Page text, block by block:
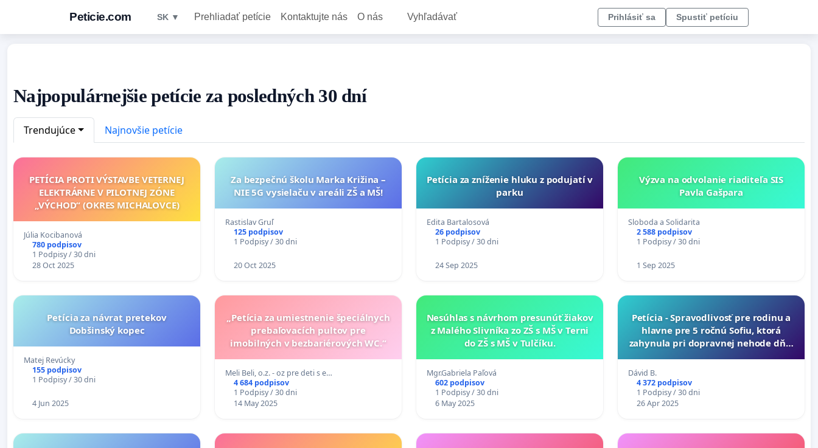
Peticie.com SK ▼ Prehliadať petície Kontaktujte nás O nás Vyhľadávať Prihlásiť sa Spustiť petíciu
Najpopulárnejšie petície za posledných 30 dní
Trendujúce Najnovšie petície
PETÍCIA PROTI VÝSTAVBE VETERNEJ
ELEKTRÁRNE V PILOTNEJ ZÓNE
„VÝCHOD“ (OKRES MICHALOVCE)
Júlia Kocibanová
780 podpisov
1 Podpisy / 30 dni
28 Oct 2025
Za bezpečnú školu Marka Križina –
NIE 5G vysielaču v areáli ZŠ a MŠ!
Rastislav Gruľ
125 podpisov
1 Podpisy / 30 dni
20 Oct 2025
Petícia za zníženie hluku z podujatí v
parku
Edita Bartalosová
26 podpisov
1 Podpisy / 30 dni
24 Sep 2025
Výzva na odvolanie riaditeľa SIS
Pavla Gašpara
Sloboda a Solidarita
2 588 podpisov
1 Podpisy / 30 dni
1 Sep 2025
Petícia za návrat pretekov
Dobšinský kopec
Matej Revúcky
155 podpisov
1 Podpisy / 30 dni
4 Jun 2025
„Petícia za umiestnenie špeciálnych
prebaľovacích pultov pre
imobilných v bezbariérových WC.“
Meli Beli, o.z. - oz pre deti s e…
4 684 podpisov
1 Podpisy / 30 dni
14 May 2025
Nesúhlas s návrhom presunúť žiakov
z Malého Slivníka zo ZŠ s MŠ v Terni
do ZŠ s MŠ v Tulčíku.
Mgr.Gabriela Paľová
602 podpisov
1 Podpisy / 30 dni
6 May 2025
Petícia - Spravodlivosť pre rodinu a
hlavne pre 5 ročnú Sofiu, ktorá
zahynula pri dopravnej nehode dňa,
Dávid B.
4 372 podpisov
1 Podpisy / 30 dni
26 Apr 2025